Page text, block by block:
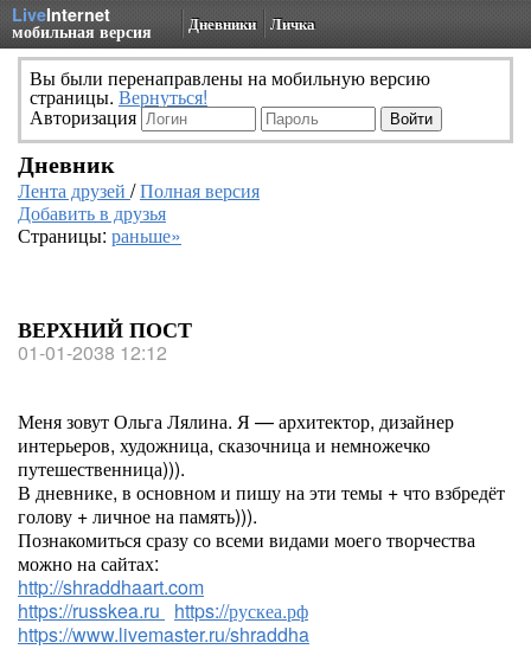
LiveInternet
мобильная версия Дневники Личка
Вы были перенаправлены на мобильную версию
страницы. Вернуться!
Авторизация
Дневник
Лента друзей /Полная версия
Добавить в друзья
Страницы: раньше»
ВЕРХНИЙ ПОСТ
01-01-2038 12:12
Меня зовут Ольга Лялина. Я — архитектор, дизайнер
интерьеров, художница, сказочница и немножечко
путешественница))).
В дневнике, в основном и пишу на эти темы + что взбредёт
голову + личное на память))).
Познакомиться сразу со всеми видами моего творчества
можно на сайтах:
http://shraddhaart.com
https://russkea.ru
https://рускеа.рф
https://www.livemaster.ru/shraddha